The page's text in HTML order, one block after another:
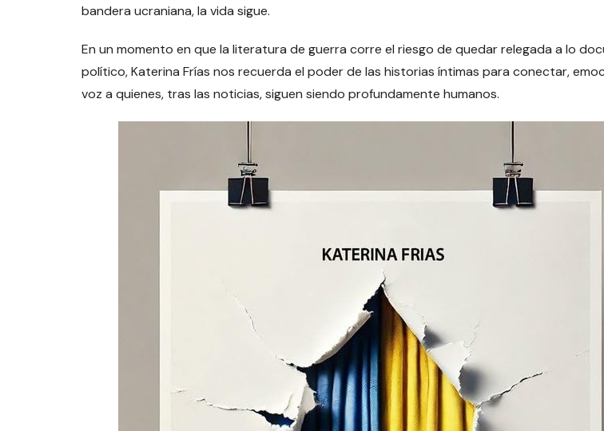
bandera ucraniana, la vida sigue.
En un momento en que la literatura de guerra corre el riesgo de quedar relegada a lo
político, Katerina Frías nos recuerda el poder de las historias íntimas para conectar,
voz a quienes, tras las noticias, siguen siendo profundamente humanos.